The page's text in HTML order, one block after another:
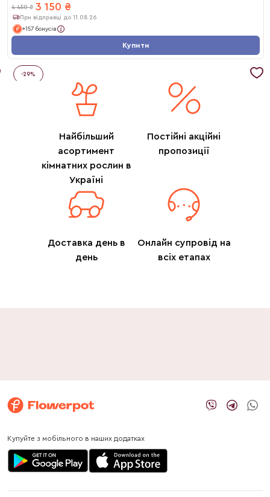
4 450 ₴ 3 150 ₴
При відправці до 11.08.26
+157 бонусів
Купити
-29%
Найбільший
асортимент
кімнатних рослин в
Україні
Постійні акційні
пропозиції
Доставка день в
день
Онлайн супровід на
всіх етапах
Купуйте з мобільного в наших додатках